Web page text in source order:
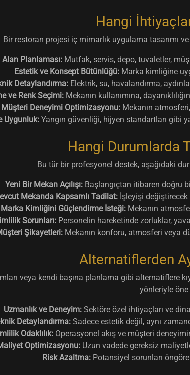
Hangi
Bir restoran projesi iç mimarlık uygulama tasarımı
Planlaması: Mutfak, servis, depo, tuvaletler,
Estetik ve Konsept Bütünlüğü: Marka kimliğine
Detaylandırma: Elektrik, su, havalandırma,
ve Renk Seçimi: Mekanın kullanımına,
Müşteri Deneyimi Optimizasyonu: Mekanın
Uygunluk:Yangın güvenliği, hijyen standartları gibi
Hangi Durumlarda
Bu tür bir profesyonel destek, aşağıdaki
Yeni Bir Mekan Açılışı:Başlangıçtan itibaren doğru
Mekanda Kapsamlı Tadilat:İşleyişi değiştirecek
Marka Kimliğini Güçlendirme İsteği:Mekanın
Sorunları:Personelin hareketinde zorluklar,
Şikayetleri: Mekanın konforu, atmosferi veya
Alternatiflerden
veya kendi başına planlama gibi alternatiflere
yönleriyle öne
Uzmanlık ve Deneyim: Sektöre özel ihtiyaçları ve
Detaylandırma: Sadece estetik değil, aynı
Odaklılık: Operasyonel akış ve müşteri
Optimizasyonu: Uzun vadede gereksiz
Risk Azaltma: Potansiyel sorunları